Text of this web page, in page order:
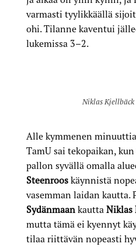
varmasti tyylikkäällä
ohi. Tilanne kaventui
lukemissa 3–2.
Niklas Kjellbäck
Alle kymmenen minuuttia
TamU sai tekopaikan, kun
pallon syvällä omalla
Steenrooskäynnistä
vasemman laidan kautta.
Sydänmaankautta Niklas
mutta tämä ei kyennyt
tilaa riittävän nopeasti